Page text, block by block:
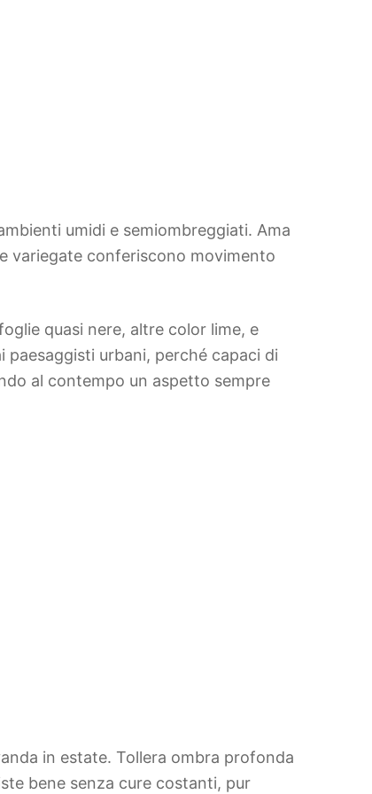
umidi e semiombreggiati. Ama
variegate conferiscono movimento
quasi nere, altre color lime, e
urbani, perché capaci di
al contempo un aspetto sempre
in estate. Tollera ombra profonda
bene senza cure costanti, pur